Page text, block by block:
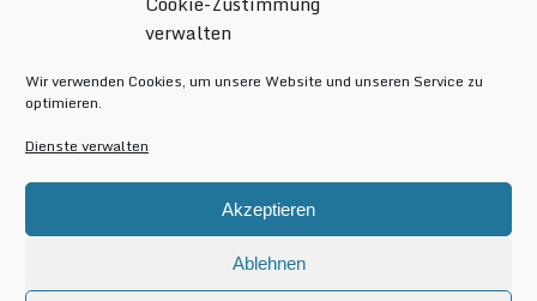
verwalten
Wir verwenden Cookies, um unsere Website und unseren Service zu
optimieren.
Dienste verwalten
Akzeptieren
Ablehnen
Was macht urbane Lebensqualität wirklich aus?
Grüne Oasen in Berlin
Festival of Lights Berlin 2024
Gesund schlafen im modernen Alltag
WordPress.org